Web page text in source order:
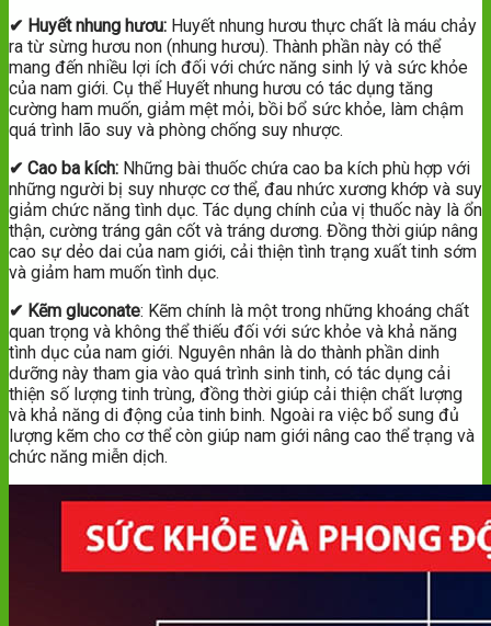
✔ Huyết nhung hươu: Huyết nhung hươu thực chất là máu chảy
ra từ sừng hươu non (nhung hươu). Thành phần này có thể
mang đến nhiều lợi ích đối với chức năng sinh lý và sức khỏe
của nam giới. Cụ thể Huyết nhung hươu có tác dụng tăng
cường ham muốn, giảm mệt mỏi, bồi bổ sức khỏe, làm chậm
quá trình lão suy và phòng chống suy nhược.
✔ Cao ba kích: Những bài thuốc chứa cao ba kích phù hợp với
những người bị suy nhược cơ thể, đau nhức xương khớp và suy
giảm chức năng tình dục. Tác dụng chính của vị thuốc này là ổn
thận, cường tráng gân cốt và tráng dương. Đồng thời giúp nâng
cao sự dẻo dai của nam giới, cải thiện tình trạng xuất tinh sớm
và giảm ham muốn tình dục.
✔ Kẽm gluconate: Kẽm chính là một trong những khoáng chất
quan trọng và không thể thiếu đối với sức khỏe và khả năng
tình dục của nam giới. Nguyên nhân là do thành phần dinh
dưỡng này tham gia vào quá trình sinh tinh, có tác dụng cải
thiện số lượng tinh trùng, đồng thời giúp cải thiện chất lượng
và khả năng di động của tinh binh. Ngoài ra việc bổ sung đủ
lượng kẽm cho cơ thể còn giúp nam giới nâng cao thể trạng và
chức năng miễn dịch.